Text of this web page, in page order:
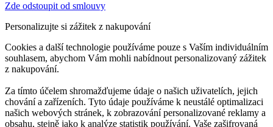
Zde odstoupit od smlouvy
Personalizujte si zážitek z nakupování
Cookies a další technologie používáme pouze s Vaším individuálním
souhlasem, abychom Vám mohli nabídnout personalizovaný zážitek
z nakupování.
Za tímto účelem shromažďujeme údaje o našich uživatelích, jejich
chování a zařízeních. Tyto údaje používáme k neustálé optimalizaci
našich webových stránek, k zobrazování personalizované reklamy a
obsahu, stejně jako k analýze statistik používání. Vaše zašifrovaná